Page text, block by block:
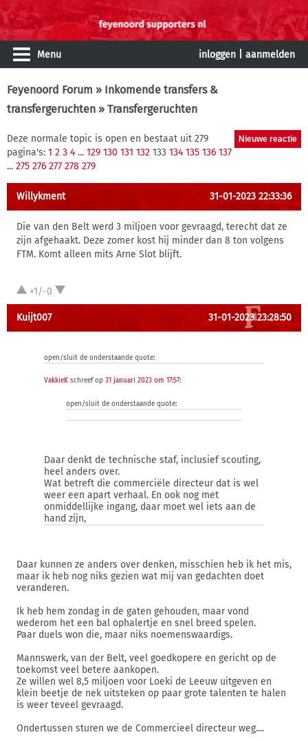
Menu inloggen aanmelden
Feyenoord Forum » Inkomende transfers &
transfergeruchten » Transfergeruchten
Deze normale topic is open en bestaat uit 279
pagina's: 1 2 3 4 ... 129 130 131 132 133 134 135 136 137
... 275 276 277 278 279
Willykment 31-01-2023 22:33:36
Die van den Belt werd 3 miljoen voor gevraagd, terecht dat ze
zijn afgehaakt. Deze zomer kost hij minder dan 8 ton volgens
FTM. Komt alleen mits Arne Slot blijft.
+1/-0
Kuijt007 31-01-2023 23:28:50
open/sluit de onderstaande quote:
VakkieK schreef op 31 januari 2023 om 17:57:
open/sluit de onderstaande quote:
Daar denkt de technische staf, inclusief scouting,
heel anders over.
Wat betreft die commerciële directeur dat is wel
weer een apart verhaal. En ook nog met
onmiddellijke ingang, daar moet wel iets aan de
hand zijn,
Daar kunnen ze anders over denken, misschien heb ik het mis,
maar ik heb nog niks gezien wat mij van gedachten doet
veranderen.
Ik heb hem zondag in de gaten gehouden, maar vond
wederom het een bal ophalertje en snel breed spelen.
Paar duels won die, maar niks noemenswaardigs.
Mannswerk, van der Belt, veel goedkopere en gericht op de
toekomst veel betere aankopen.
Ze willen wel 8,5 miljoen voor Loeki de Leeuw uitgeven en
klein beetje de nek uitsteken op paar grote talenten te halen
is weer teveel gevraagd.
Ondertussen sturen we de Commercieel directeur weg....